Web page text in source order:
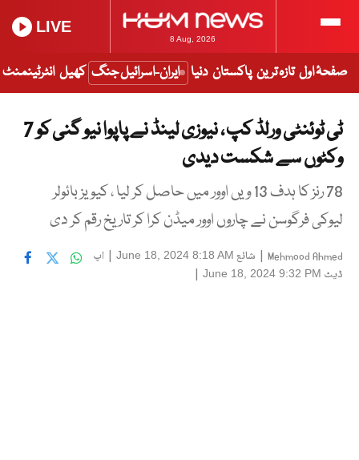
8 Aug, 2026
LIVE
صفحۂ اول تازہ ترین پاکستان دنیا ایران-اسرائیل جنگ کھیل انٹرٹینمنٹ
ٹی ٹوئنٹی ورلڈ کپ ، نیوزی لینڈ نے پاپوا نیو گنی کو 7
وکٹوں سے شکست دیدی
78 رنز کا ہدف 13 ویں اوور میں حاصل کر لیا ، کیویز بائولر
لیوکی فرگوسن نے چاروں اوور میڈن کرا کر تاریخ رقم کر دی
Mehmood Ahmed
| شائع June 18, 2024 8:18 AM
| اپ
ڈیٹ June 18, 2024 9:32 PM
|